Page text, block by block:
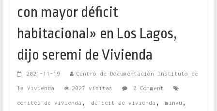
con mayor déficit
habitacional» en Los Lagos,
dijo seremi de Vivienda
2021-11-19 Centro de Documentación Instituto de
la Vivienda 2027 visitas 0 Comment
comités de vivienda , déficit de vivienda , minvu ,